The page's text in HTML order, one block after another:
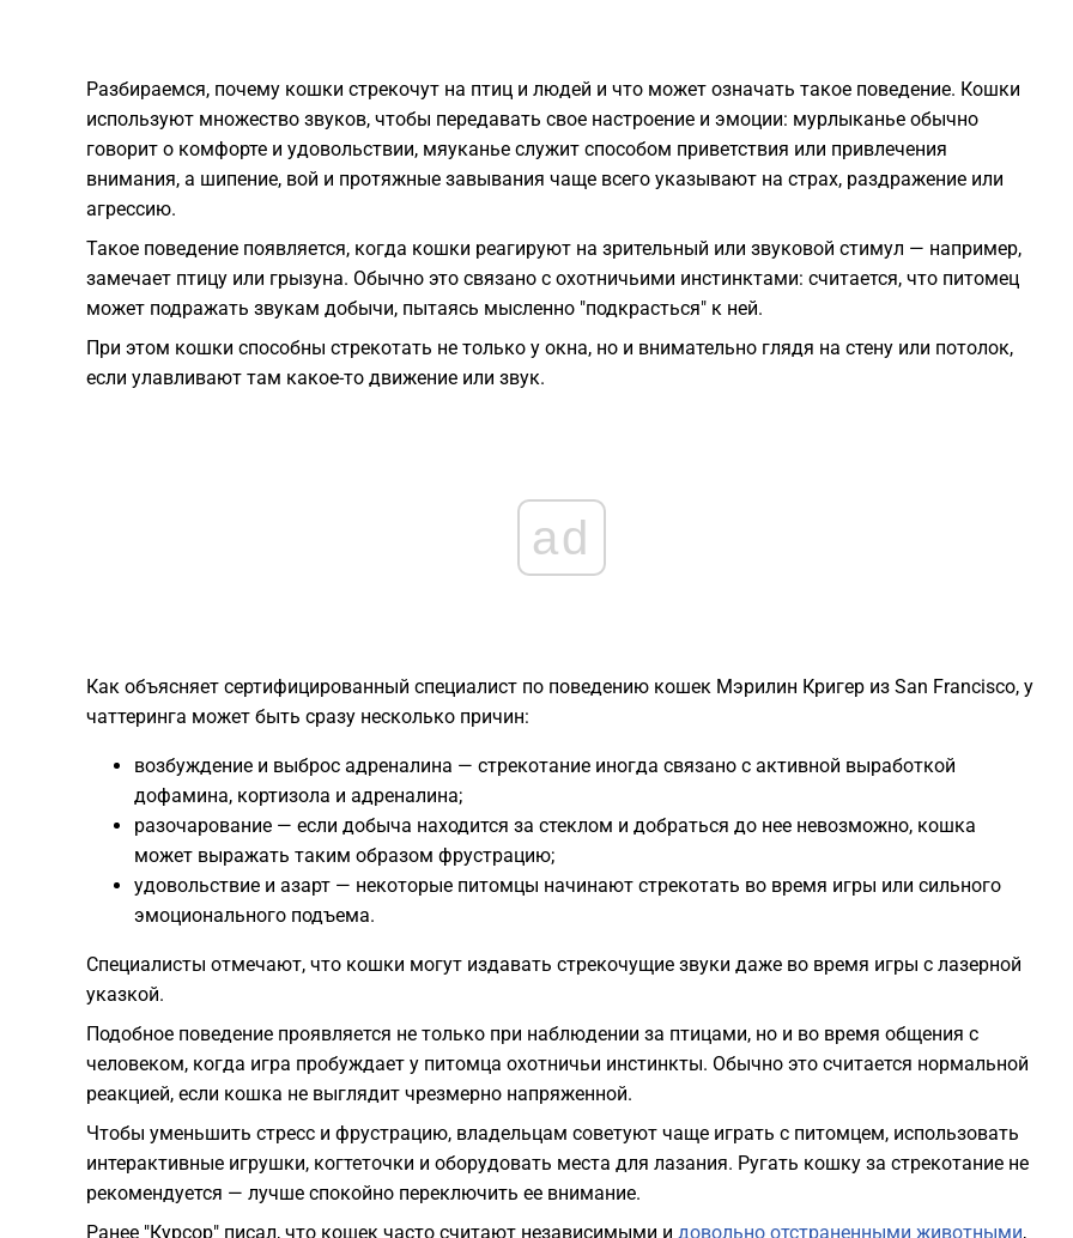
Разбираемся, почему кошки стрекочут на птиц и людей и что может означать такое поведение. Кошки
используют множество звуков, чтобы передавать свое настроение и эмоции: мурлыканье обычно
говорит о комфорте и удовольствии, мяуканье служит способом приветствия или привлечения
внимания, а шипение, вой и протяжные завывания чаще всего указывают на страх, раздражение или
агрессию.
Такое поведение появляется, когда кошки реагируют на зрительный или звуковой стимул — например,
замечает птицу или грызуна. Обычно это связано с охотничьими инстинктами: считается, что питомец
может подражать звукам добычи, пытаясь мысленно "подкрасться" к ней.
При этом кошки способны стрекотать не только у окна, но и внимательно глядя на стену или потолок,
если улавливают там какое-то движение или звук.
ad
Как объясняет сертифицированный специалист по поведению кошек Мэрилин Кригер из San Francisco, у
чаттеринга может быть сразу несколько причин:
возбуждение и выброс адреналина — стрекотание иногда связано с активной выработкой
дофамина, кортизола и адреналина;
разочарование — если добыча находится за стеклом и добраться до нее невозможно, кошка
может выражать таким образом фрустрацию;
удовольствие и азарт — некоторые питомцы начинают стрекотать во время игры или сильного
эмоционального подъема.
Специалисты отмечают, что кошки могут издавать стрекочущие звуки даже во время игры с лазерной
указкой.
Подобное поведение проявляется не только при наблюдении за птицами, но и во время общения с
человеком, когда игра пробуждает у питомца охотничьи инстинкты. Обычно это считается нормальной
реакцией, если кошка не выглядит чрезмерно напряженной.
Чтобы уменьшить стресс и фрустрацию, владельцам советуют чаще играть с питомцем, использовать
интерактивные игрушки, когтеточки и оборудовать места для лазания. Ругать кошку за стрекотание не
рекомендуется — лучше спокойно переключить ее внимание.
Ранее "Курсор" писал, что кошек часто считают независимыми и довольно отстраненными животными,